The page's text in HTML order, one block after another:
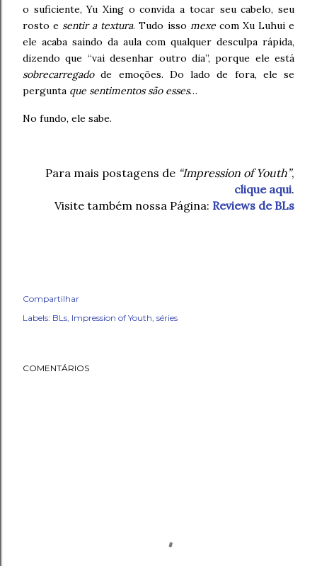
o suficiente, Yu Xing o convida a tocar seu cabelo, seu
rosto e sentir a textura. Tudo isso mexecom Xu Luhui e
ele acaba saindo da aula com qualquer desculpa rápida,
dizendo que “vai desenhar outro dia”, porque ele está
sobrecarregadode emoções. Do lado de fora, ele se
pergunta que sentimentos são esses…
No fundo, ele sabe.
Para mais postagens de “Impression of Youth”,
clique aqui.
Visite também nossa Página: Reviews de BLs
Compartilhar
Labels: BLs Impression of Youth séries
COMENTÁRIOS